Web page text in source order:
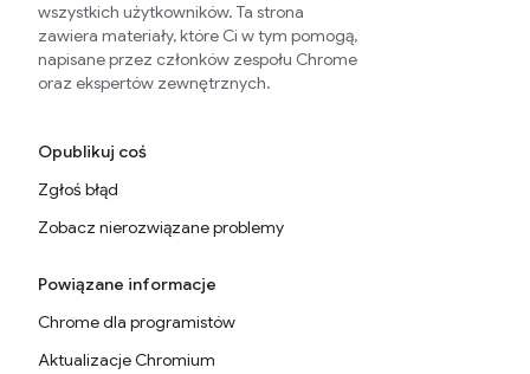
wszystkich użytkowników. Ta strona
zawiera materiały, które Ci w tym pomogą,
napisane przez członków zespołu Chrome
oraz ekspertów zewnętrznych.
Opublikuj coś
Zgłoś błąd
Zobacz nierozwiązane problemy
Powiązane informacje
Chrome dla programistów
Aktualizacje Chromium